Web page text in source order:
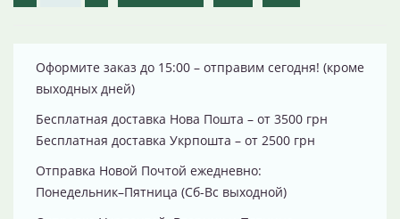
Оформите заказ до 15:00 – отправим сегодня! (кроме
выходных дней)
Бесплатная доставка Нова Пошта – от 3500 грн
Бесплатная доставка Укрпошта – от 2500 грн
Отправка Новой Почтой ежедневно:
Понедельник–Пятница (Сб-Вс выходной)